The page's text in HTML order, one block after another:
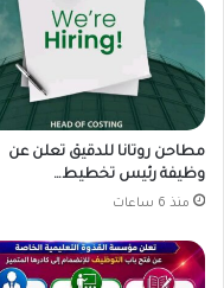
مطاحن روتانا للدقيق تعلن عن
وظيفة رئيس تخطيط…
منذ 6 ساعات